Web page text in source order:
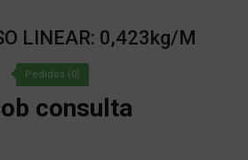
LINEAR: 0,423kg/m
Pedidos (0)
consulta